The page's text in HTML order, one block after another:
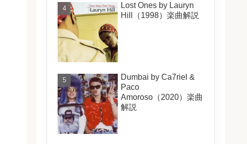
Lost Ones by Lauryn
Hill（1998）楽曲解説
Dumbai by Ca7riel &
Paco
Amoroso（2020）楽曲
解説